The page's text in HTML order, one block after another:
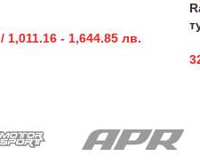
/ 1,011.16 - 1,644.85 лв.